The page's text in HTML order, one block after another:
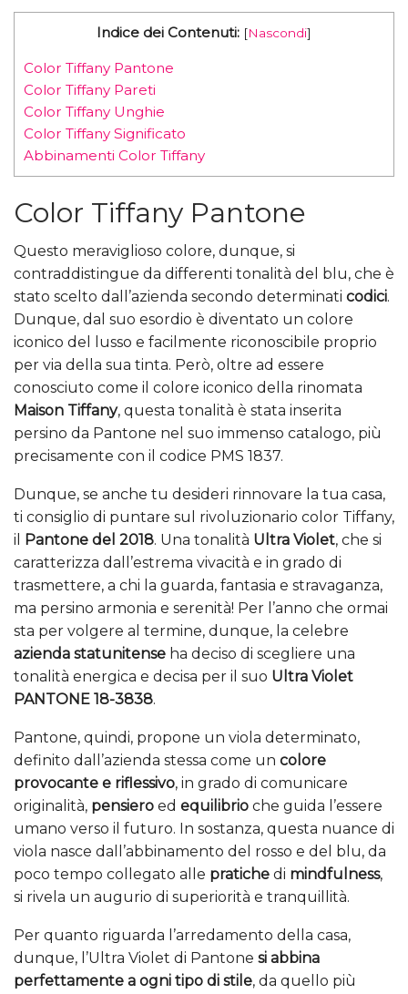
Indice dei Contenuti: [Nascondi]
Color Tiffany Pantone
Color Tiffany Pareti
Color Tiffany Unghie
Color Tiffany Significato
Abbinamenti Color Tiffany
Color Tiffany Pantone
Questo meraviglioso colore, dunque, si
contraddistingue da differenti tonalità del blu, che è
stato scelto dall’azienda secondo determinati codici.
Dunque, dal suo esordio è diventato un colore
iconico del lusso e facilmente riconoscibile proprio
per via della sua tinta. Però, oltre ad essere
conosciuto come il colore iconico della rinomata
Maison Tiffany, questa tonalità è stata inserita
persino da Pantone nel suo immenso catalogo, più
precisamente con il codice PMS 1837.
Dunque, se anche tu desideri rinnovare la tua casa,
ti consiglio di puntare sul rivoluzionario color Tiffany,
il
Pantone del 2018. Una tonalità Ultra Violet, che si
caratterizza dall’estrema vivacità e in grado di
trasmettere, a chi la guarda, fantasia e stravaganza,
ma persino armonia e serenità! Per l’anno che ormai
sta per volgere al termine, dunque, la celebre
azienda statunitense ha deciso di scegliere una
tonalità energica e decisa per il suo Ultra Violet
PANTONE 18-3838.
Pantone, quindi, propone un viola determinato,
definito dall’azienda stessa come un colore
provocante e riflessivo, in grado di comunicare
originalità, pensiero ed equilibrio che guida l’essere
umano verso il futuro. In sostanza, questa nuance di
viola nasce dall’abbinamento del rosso e del blu, da
poco tempo collegato alle pratiche di mindfulness,
si rivela un augurio di superiorità e tranquillità.
Per quanto riguarda l’arredamento della casa,
dunque, l’Ultra Violet di Pantone si abbina
perfettamente a ogni tipo di stile, da quello più